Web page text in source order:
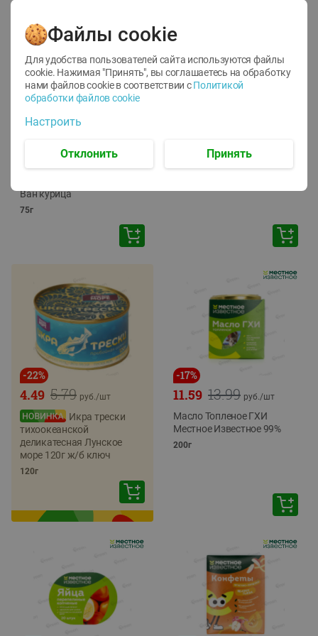
12
1.05 руб./
руб./шт
Корм влаж. для кош. с
Ван курица
75г
ТОФУ Vegetus ТВЕРДЫЙ
-22%
5.79
4.49 руб./шт
Икра трески
тихоокеанской
деликатесная Лунское
море 120г ж/б ключ
120г
-17%
13.99
11.59 руб./шт
Масло Топленое ГХИ
Местное Известное 99%
200г
Файлы cookie
Для удобства пользователей сайта используются файлы
cookie. Нажимая "Принять", вы соглашаетесь на обработку
нами файлов cookie в соответствии с Политикой
обработки файлов cookie
Настроить
Отклонить Принять